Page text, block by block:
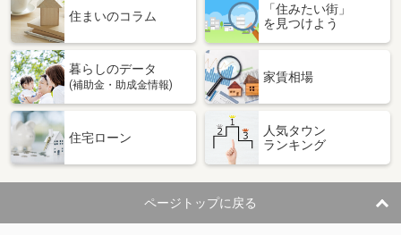
価 格
5.20万円
宮崎県都城市年見町
専有面積 41m²
間取り
宮崎県都城市上長飯町
住 所
宮崎県都城市上長飯町
専有面積 51.67m²
間取り
2LDK
住まいのコラム
「住みたい街」
を見つけよう
暮らしのデータ
(補助金・助成金情報)
家賃相場
住宅ローン
人気タウン
ランキング
ページトップに戻る